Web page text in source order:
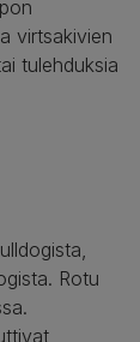
virtsakivien
tulehduksia
Rotu